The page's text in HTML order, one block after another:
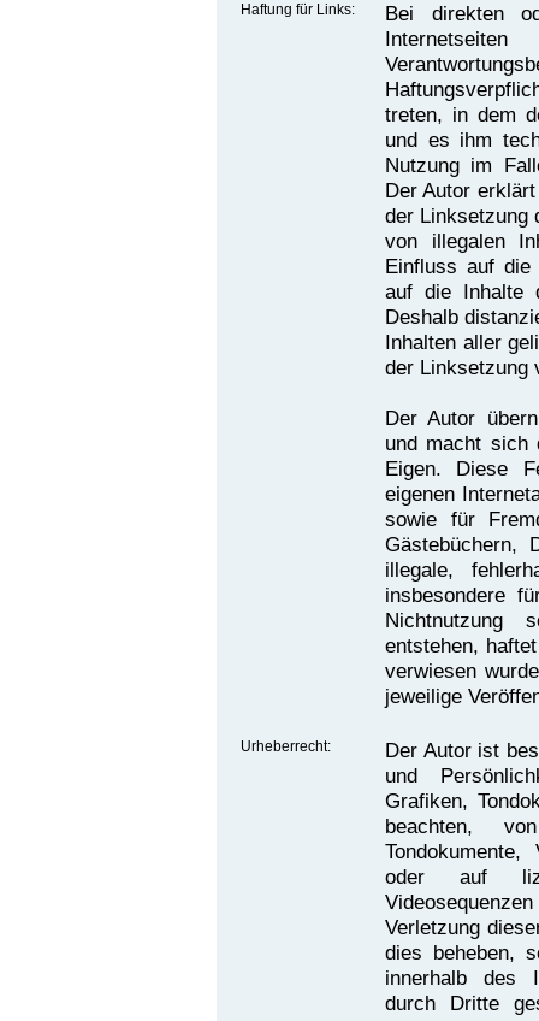
Haftung für Links:
Bei direkten
treten, in dem
und es ihm
Nutzung im
Der Autor
der Linksetzung
von illegalen
Einfluss auf die
auf die Inhalte
Deshalb
Inhalten aller
der Linksetzung
Der Autor
und macht sich
Eigen. Diese
eigenen
sowie für
Gästebüchern,
illegale,
insbesondere
Nichtnutzung
entstehen,
verwiesen
jeweilige
Urheberrecht:
Der Autor ist
und
Grafiken,
beachten,
oder auf
Verletzung
dies beheben,
innerhalb des
durch Dritte